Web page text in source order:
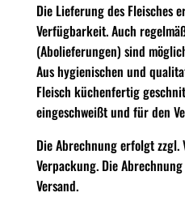
Die Lieferung des Fleisches
Verfügbarkeit. Auch
(Abolieferungen) sind
Aus hygienischen und
Fleisch küchenfertig
eingeschweißt und für den
Die Abrechnung erfolgt
Verpackung. Die
Versand.